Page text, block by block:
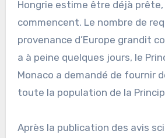
Hongrie estime être déjà
commencent. Le nombre de
provenance d’Europe grandit
a à peine quelques jours, le
Monaco a demandé de fournir
toute la population de la
Après la publication des avis